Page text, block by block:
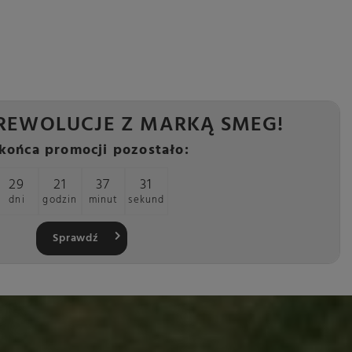
Z MARKĄ SMEG!
promocji pozostało:
29
dni
21
godzin
37
minut
30
sekund
Sprawdź